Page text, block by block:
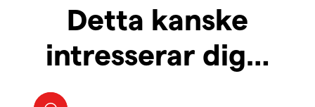
Detta kanske
intresserar dig…